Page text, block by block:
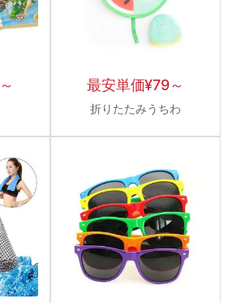
～ 最安単価¥79～
折りたたみうちわ